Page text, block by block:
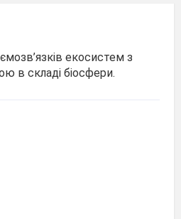
екосистем з
в складі біосфери.